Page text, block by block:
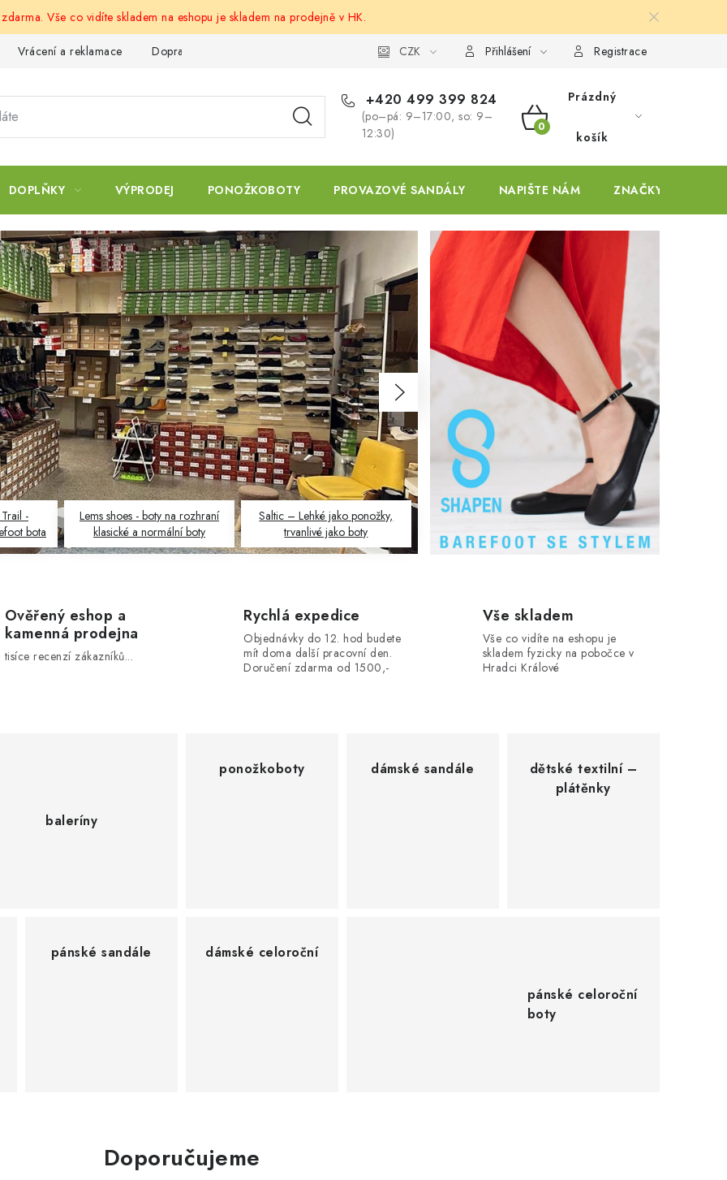
Vše co vidíte skladem na eshopu je skladem na prodejně v HK.
Vrácení a reklamace Doprava a platba CZK Přihlášení Registrace
+420 499 399 824
(po–pá: 9–17:00, so: 9–
12:30)
NÁKUPNÍ
KOŠÍK
Prázdný
košík
DOPLŇKY VÝPRODEJ PONOŽKOBOTY PROVAZOVÉ SANDÁLY NAPIŠTE NÁM ZNAČKY
Následující
-
bota
Lems shoes - boty na rozhraní
klasické a normální boty
Saltic – Lehké jako ponožky,
trvanlivé jako boty
Ověřený eshop a
kamenná prodejna
tisíce recenzí zákazníků...
Rychlá expedice
Objednávky do 12. hod budete
mít doma další pracovní den.
Doručení zdarma od 1500,-
Vše skladem
Vše co vidíte na eshopu je
skladem fyzicky na pobočce v
Hradci Králové
baleríny
ponožkoboty dámské sandále
dětské textilní –
plátěnky
pánské sandále dámské celoroční
pánské celoroční
boty
Doporučujeme